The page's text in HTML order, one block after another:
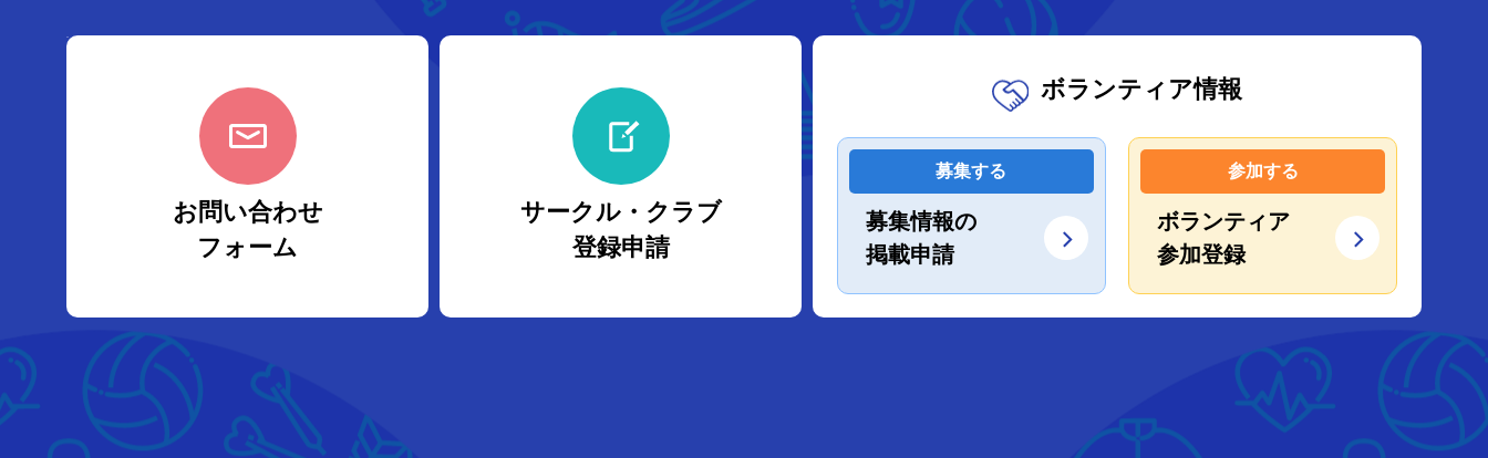
お問い合わせ
フォーム
サークル・クラブ
登録申請
ボランティア情報
募集する
募集情報の
掲載申請
参加する
ボランティア
参加登録